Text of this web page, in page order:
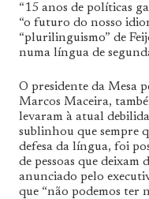
“15 anos de políticas
“o futuro do nosso
“plurilinguismo” de
numa língua de
O presidente da Mesa
Marcos Maceira,
levaram à atual
sublinhou que sempre
defesa da língua, foi
de pessoas que
anunciado pelo
que “não podemos ter